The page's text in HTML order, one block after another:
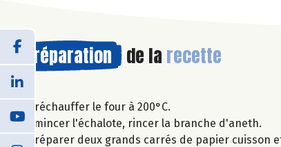
Préparation de la recette
Préchauffer le four à 200°C.
Émincer l'échalote, rincer la branche d'aneth.
Préparer deux grands carrés de papier cuisson